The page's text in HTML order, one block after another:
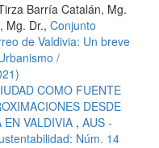
Barría Catalán, Mg.
Mg. Dr., Conjunto
de Valdivia: Un breve
/
COMO FUENTE
DESDE
VALDIVIA , AUS -
Núm. 14